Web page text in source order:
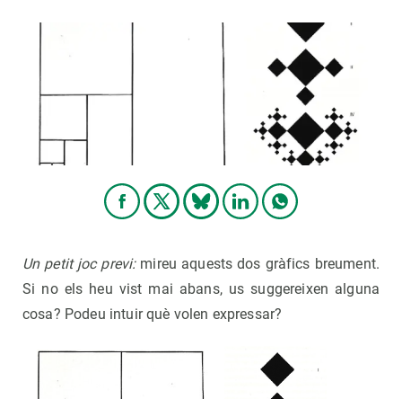
Un petit joc previ:mireu aquests dos gràfics breument.
Si no els heu vist mai abans, us suggereixen alguna
cosa? Podeu intuir què volen expressar?
NOTÍCIES I AGENDA